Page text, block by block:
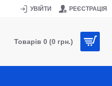
УВІЙТИ РЕЄСТРАЦІЯ
Товарів 0 (0 грн.)